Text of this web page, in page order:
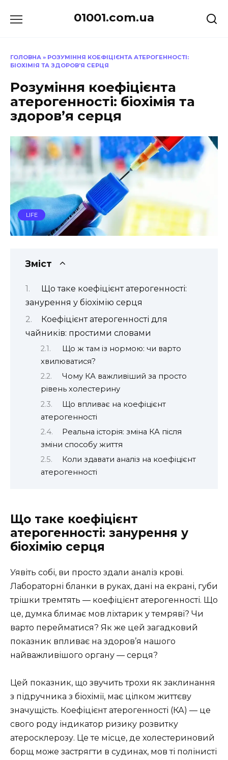
до
01001.com.ua
ГОЛОВНА » РОЗУМІННЯ КОЕФІЦІЄНТА АТЕРОГЕННОСТІ:
БІОХІМІЯ ТА ЗДОРОВ’Я СЕРЦЯ
Розуміння коефіцієнта
атерогенності: біохімія та
здоров’я серця
LIFE
Зміст
Що таке коефіцієнт атерогенності:
занурення у біохімію серця
Коефіцієнт атерогенності для
чайників: простими словами
Що ж там із нормою: чи варто
хвилюватися?
Чому КА важливіший за просто
рівень холестерину
Що впливає на коефіцієнт
атерогенності
Реальна історія: зміна КА після
зміни способу життя
Коли здавати аналіз на коефіцієнт
атерогенності
Що таке коефіцієнт
атерогенності: занурення у
біохімію серця
Уявіть собі, ви просто здали аналіз крові.
Лабораторні бланки в руках, дані на екрані, губи
трішки тремтять — коефіцієнт атерогенності. Що
це, думка блимає мов ліхтарик у темряві? Чи
варто перейматися? Як же цей загадковий
показник впливає на здоров’я нашого
найважливішого органу — серця?
Цей показник, що звучить трохи як заклинання
з підручника з біохімії, має цілком життєву
значущість. Коефіцієнт атерогенності (КА) — це
свого роду індикатор ризику розвитку
атеросклерозу. Це те місце, де холестериновий
борщ може застрягти в судинах, мов ті полінисті